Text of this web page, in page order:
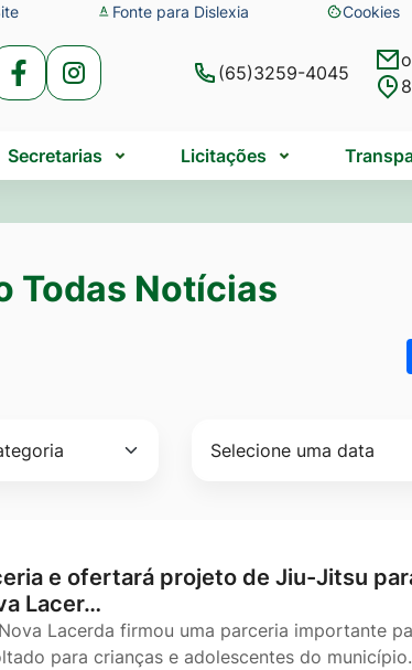
Fonte para Dislexia Cookies
Abrir
de
Acessar
Rede
Social
Facebook
Acessar
Rede
Social
Instagram
(65)3259-4045
Secretarias Licitações
Todas Notícias
Notícias
e ofertará projeto de Jiu-Jitsu
Lacer…
Lacerda firmou uma parceria importante
para crianças e adolescentes do